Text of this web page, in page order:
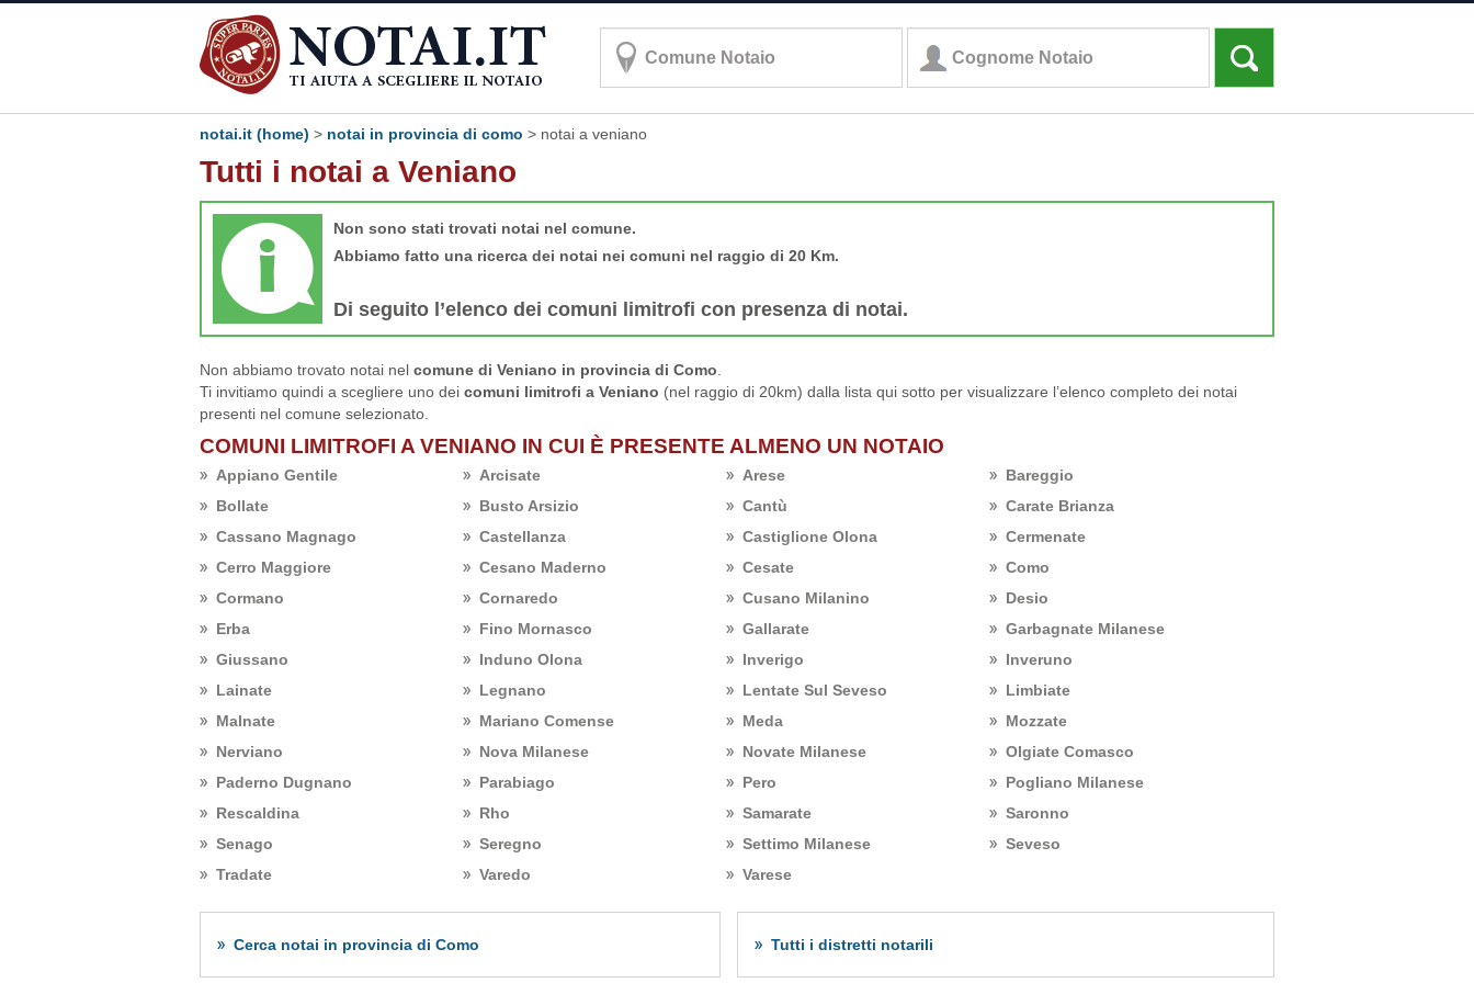
notai.it (home) > notai in provincia di como > notai a veniano
Tutti i notai a Veniano
Non sono stati trovati notai nel comune.
Abbiamo fatto una ricerca dei notai nei comuni nel raggio di 20 Km.
Di seguito l’elenco dei comuni limitrofi con presenza di notai.
Non abbiamo trovato notai nel comune di Veniano in provincia di Como
Ti invitiamo quindi a scegliere uno dei comuni limitrofi a Veniano (nel raggio di 20km) dalla lista qui sotto per visualizzare l’elenco completo dei notai
presenti nel comune selezionato.
COMUNI LIMITROFI A VENIANO IN CUI È PRESENTE ALMENO UN NOTAIO
Appiano Gentile Arcisate Arese
Bareggio
Bollate
Busto Arsizio Cantù
Carate Brianza
Cassano Magnago
Castellanza Castiglione Olona
Cermenate
Cerro Maggiore
Cesano Maderno Cesate
Como
Cormano
Cornaredo Cusano Milanino
Desio
Erba
Fino Mornasco Gallarate
Garbagnate Milanese
Giussano
Induno Olona Inverigo
Inveruno
Lainate
Legnano Lentate Sul Seveso
Limbiate
Malnate
Mariano Comense Meda
Mozzate
Nerviano
Nova Milanese Novate Milanese
Olgiate Comasco
Paderno Dugnano
Parabiago Pero
Pogliano Milanese
Rescaldina
Rho Samarate
Saronno
Senago
Seregno Settimo Milanese
Seveso
Tradate
Varedo Varese
Cerca notai in provincia di Como Tutti i distretti notarili